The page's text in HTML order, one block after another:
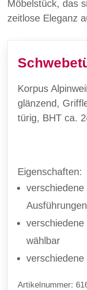
Möbelstück, das
zeitlose Eleganz
Korpus
glänzend,
türig, BHT ca.
Eigenschaften:
wählbar
Artikelnummer: